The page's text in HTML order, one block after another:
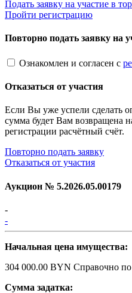
Подать заявку на участие в
Пройти регистрацию
Повторно подать заявку на
Ознакомлен и согласен с
Отказаться от участия
Если Вы уже успели сделать
сумма будет Вам возвращена
регистрации расчётный счёт.
Повторно подать заявку
Отказаться от участия
Аукцион № 5.2026.05.00179
-
-
Начальная цена имущества:
304 000.00 BYN Справочно
Сумма задатка: